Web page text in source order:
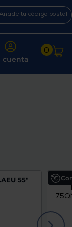
tu código postal
cuenta
0
55"